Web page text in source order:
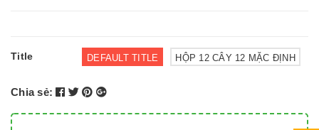
Title DEFAULT TITLE HỘP 12 CÂY 12 MẶC ĐỊNH
Chia sẻ: